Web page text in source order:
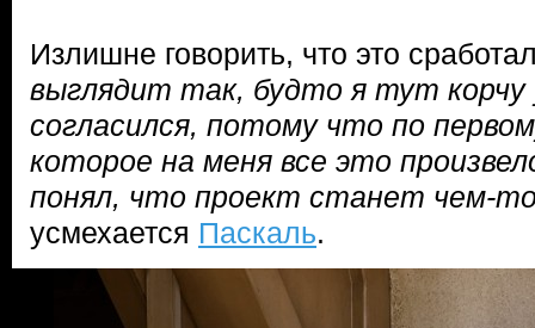
Излишне говорить, что это
выглядит так, будто я тут корчу
согласился, потому что по
которое на меня все это
понял, что проект станет чем-
усмехается Паскаль.